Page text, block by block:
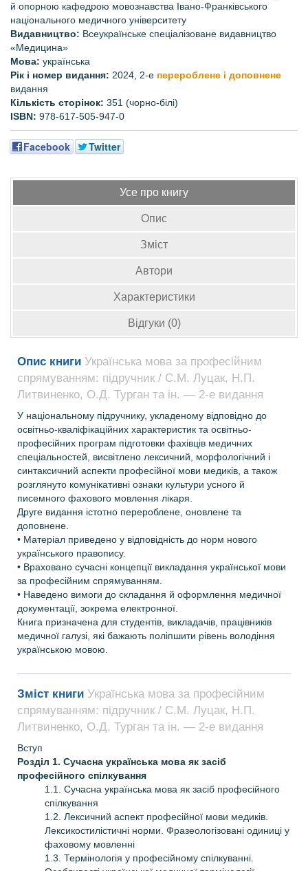
й опорною кафедрою мовознавства Івано-Франківського
національного медичного університету
Видавництво: Всеукраїнське спеціалізоване видавництво
«Медицина»
Мова: українська
Рік і номер видання: 2024, 2-е перероблене і доповнене
видання
Кількість сторінок: 351 (чорно-білі)
ISBN: 978-617-505-947-0
Facebook Twitter
Усе про книгу
Опис
Зміст
Автори
Характеристики
Відгуки (0)
Опис книги Українська мова за професійним
спрямуванням: підручник / С.М. Луцак, Н.П.
Литвиненко, О.Д. Турган та ін. — 2-е видання
У національному підручнику, укладеному відповідно до
освітньо-кваліфікаційних характеристик та освітньо-
професійних програм підготовки фахівців медичних
спеціальностей, висвітлено лексичний, морфологічний і
синтаксичний аспекти професійної мови медиків, а також
розглянуто комунікативні ознаки культури усного й
писемного фахового мовлення лікаря.
Друге видання істотно перероблене, оновлене та
доповнене.
• Матеріал приведено у відповідність до норм нового
українського правопису.
• Враховано сучасні концепції викладання української мови
за професійним спрямуванням.
• Наведено вимоги до складання й оформлення медичної
документації, зокрема електронної.
Книга призначена для студентів, викладачів, працівників
медичної галузі, які бажають поліпшити рівень володіння
українською мовою.
Зміст книги Українська мова за професійним
спрямуванням: підручник / С.М. Луцак, Н.П.
Литвиненко, О.Д. Турган та ін. — 2-е видання
Вступ
Розділ 1. Сучасна українська мова як засіб
професійного спілкування
1.1. Сучасна українська мова як засіб професійного
спілкування
1.2. Лексичний аспект професійної мови медиків.
Лексико­стилістичні норми. Фразеологізовані одиниці у
фаховому мовленні
1.3. Термінологія у професійному спілкуванні.